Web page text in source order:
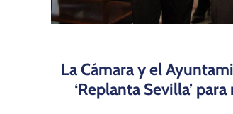
La Cámara y el
‘Replanta Sevilla’